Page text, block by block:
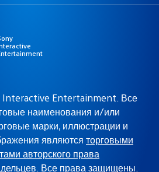
Interactive Entertainment. Все
наименования и/или
марки, иллюстрации и
являются торговыми
авторского права
. Все права защищены.